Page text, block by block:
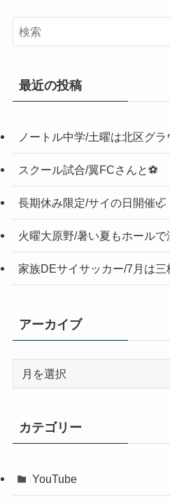
最近の投稿
ノートル中学/土曜は北区グラ
スクール試合/翼FCさんと⚽️
長期休み限定/サイの日開催🦏
火曜大原野/暑い夏もホール
家族DEサイサッカー/7月は三
アーカイブ
ブ
カテゴリー
YouTube